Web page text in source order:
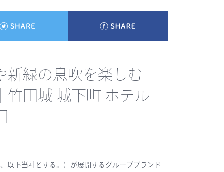
新緑の息吹を楽しむ
竹田城 城下町 ホテル
以下当社とする。）が展開するグループブランド